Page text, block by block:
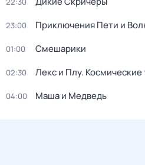
23:00 Приключения Пети и
01:00 Смешарики
02:30 Лекс и Плу. Космические
04:00 Маша и Медведь